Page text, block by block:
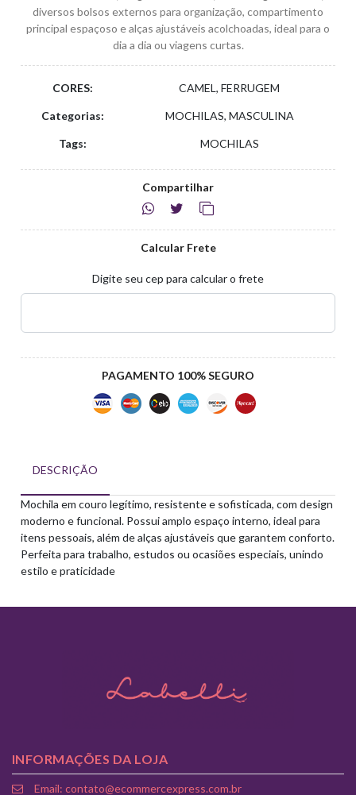
diversos bolsos externos para organização, compartimento
principal espaçoso e alças ajustáveis acolchoadas, ideal para o
dia a dia ou viagens curtas.
CORES: CAMEL, FERRUGEM
Categorias: MOCHILAS, MASCULINA
Tags: MOCHILAS
Compartilhar
Calcular Frete
Digite seu cep para calcular o frete
PAGAMENTO 100% SEGURO
DESCRIÇÃO
Mochila em couro legítimo, resistente e sofisticada, com design
moderno e funcional. Possui amplo espaço interno, ideal para
itens pessoais, além de alças ajustáveis que garantem conforto.
Perfeita para trabalho, estudos ou ocasiões especiais, unindo
estilo e praticidade
INFORMAÇÕES DA LOJA
Email: contato@ecommercexpress.com.br